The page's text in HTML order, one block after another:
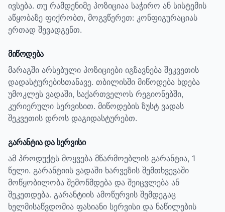
ივსება. თუ რამდენიმე პოზიციაა საჭირო ან სისტემის
აწყობაზე ფიქრობთ, მოგვწერეთ: კონფიგურაციას
ერთად შევადგენთ.
მიწოდება
მარაგში არსებული პოზიციები იგზავნება შეკვეთის
დადასტურებისთანავე. თბილისში მიწოდება ხდება
უმოკლეს ვადაში, საქართველოს რეგიონებში,
კურიერული სერვისით. მიწოდების ზუსტ ვადას
შეკვეთის დროს დაგიდასტურებთ.
გარანტია და სერვისი
ამ პროდუქტს მოყვება მწარმოებლის გარანტია, 1
წელი. გარანტიის ვადაში ხარვეზის შემთხვევაში
მოწყობილობა შემოწმდება და შეიცვლება ან
შეკეთდება. გარანტიის ამოწურვის შემდეგაც
ხელმისაწვდომია ფასიანი სერვისი და ნაწილების